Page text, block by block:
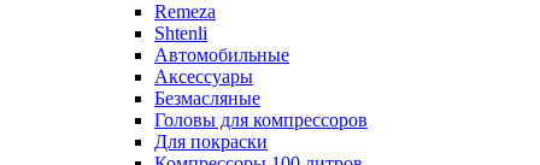
Remeza
Shtenli
Автомобильные
Аксессуары
Безмасляные
Головы для компрессоров
Для покраски